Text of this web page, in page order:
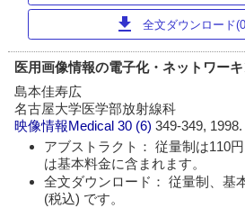
download 全文ダウンロード
医用画像情報の電子化・ネットワー
島本佳寿広
名古屋大学医学部放射線科
映像情報Medical 30 (6)349-349, 1998.
アブストラクト： 従量制は110
は基本料金に含まれます。
全文ダウンロード： 従量制、基
(税込) です。